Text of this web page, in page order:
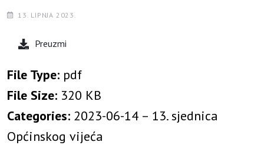
13. LIPNJA 2023.
Preuzmi
File Type: pdf
File Size: 320 KB
Categories: 2023-06-14 – 13. sjednica
Općinskog vijeća